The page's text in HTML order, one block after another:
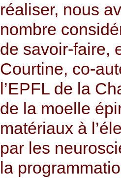
réaliser, nous
nombre
de savoir-faire,
Courtine, co-
l’EPFL de la
de la moelle
matériaux à
par les
la